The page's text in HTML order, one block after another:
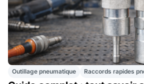
Outillage pneumatique Raccords rapides